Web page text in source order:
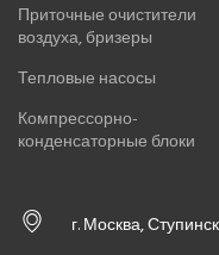
Приточные очистители
воздуха, бризеры
Тепловые насосы
Компрессорно-
конденсаторные блоки
г. Москва,